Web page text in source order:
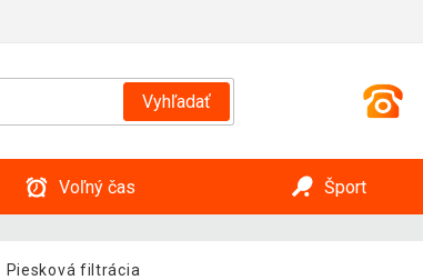
Vyhľadať
Voľný čas Šport
Piesková filtrácia